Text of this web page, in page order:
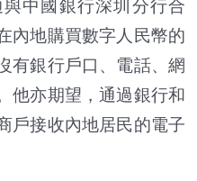
中國銀行深圳分行合
內地購買數字人民幣的
有銀行戶口、電話、網
他亦期望，通過銀行和
戶接收內地居民的電子